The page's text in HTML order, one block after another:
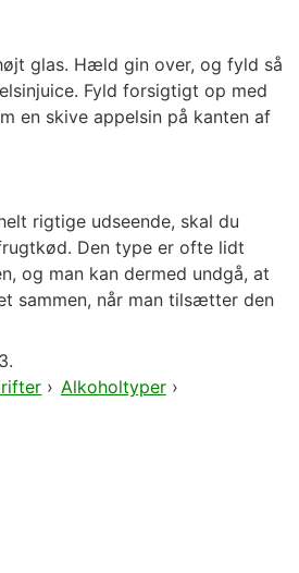
glas. Hæld gin over, og fyld så
Fyld forsigtigt op med
en skive appelsin på kanten af
rigtige udseende, skal du
Den type er ofte lidt
og man kan dermed undgå, at
sammen, når man tilsætter den
› Alkoholtyper›